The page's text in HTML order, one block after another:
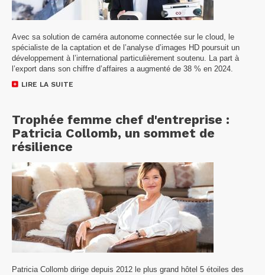
Avec sa solution de caméra autonome connectée sur le cloud, le
spécialiste de la captation et de l’analyse d’images HD poursuit un
développement à l’international particulièrement soutenu. La part à
l’export dans son chiffre d’affaires a augmenté de 38 % en 2024.
LIRE LA SUITE
Trophée femme chef d'entreprise :
Patricia Collomb, un sommet de
résilience
Patricia Collomb dirige depuis 2012 le plus grand hôtel 5 étoiles des